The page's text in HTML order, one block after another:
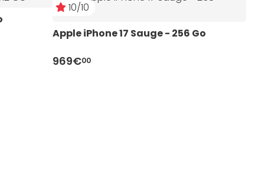
10/10
Apple iPhone 17 Sauge - 256 Go
969€00